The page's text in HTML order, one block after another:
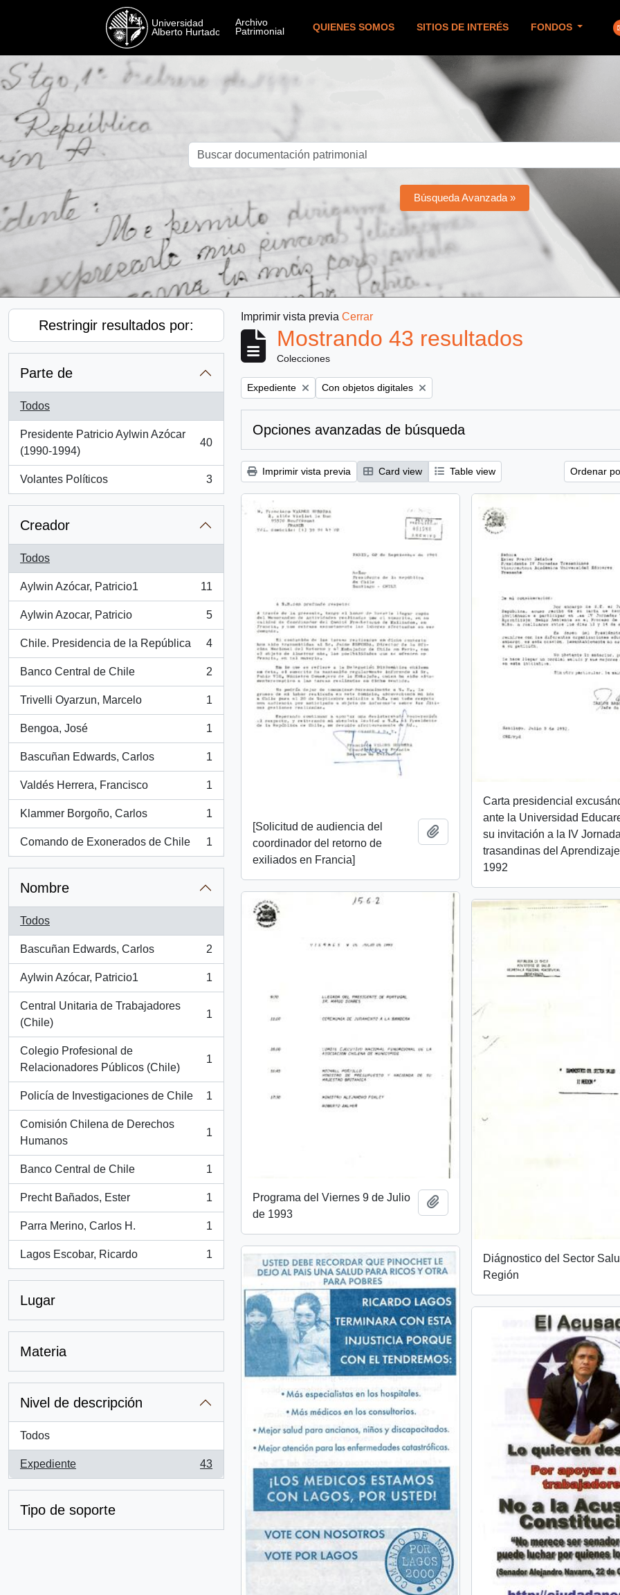
QUIENES SOMOS SITIOS DE INTERÉS FONDOS
Búsqueda Avanzada »
Restringir resultados por:
Parte de
Todos
Presidente Patricio Aylwin Azócar
(1990-1994)
, 40 resultados
40
Volantes Políticos
, 3 resultados
3
Creador
Todos
Aylwin Azócar, Patricio1
, 11 resultados
11
Aylwin Azocar, Patricio
, 5 resultados
5
Chile. Presidencia de la República
, 4 resultados
4
Banco Central de Chile
, 2 resultados
2
Trivelli Oyarzun, Marcelo
, 1 resultados
1
Bengoa, José
, 1 resultados
1
Bascuñan Edwards, Carlos
, 1 resultados
1
Valdés Herrera, Francisco
, 1 resultados
1
Klammer Borgoño, Carlos
, 1 resultados
1
Comando de Exonerados de Chile
, 1 resultados
1
Nombre
Todos
Bascuñan Edwards, Carlos
, 2 resultados
2
Aylwin Azócar, Patricio1
, 1 resultados
1
Central Unitaria de Trabajadores
(Chile)
, 1 resultados
1
Colegio Profesional de
Relacionadores Públicos (Chile)
, 1 resultados
1
Policía de Investigaciones de Chile
, 1 resultados
1
Comisión Chilena de Derechos
Humanos
, 1 resultados
1
Banco Central de Chile
, 1 resultados
1
Precht Bañados, Ester
, 1 resultados
1
Parra Merino, Carlos H.
, 1 resultados
1
Lagos Escobar, Ricardo
, 1 resultados
1
Lugar
Materia
Nivel de descripción
Todos
Expediente
, 43 resultados
43
Tipo de soporte
Imprimir vista previa Cerrar
Mostrando 43 resultados
Colecciones
Remove filter:
Expediente Remove filter:
Con objetos digitales
Opciones avanzadas de búsqueda
Imprimir vista previa Card view Table view Ordenar
[Solicitud de audiencia del
coordinador del retorno de
exiliados en Francia]
Añadir al portapapeles
Carta presidencial
ante la Universidad
su invitación a la IV
trasandinas del
1992
Programa del Viernes 9 de Julio
de 1993
Diágnostico del Sector
Región